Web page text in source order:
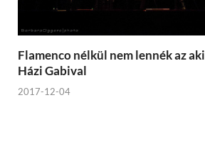
Flamenco nélkül nem lennék az
Házi Gabival
2017-12-04